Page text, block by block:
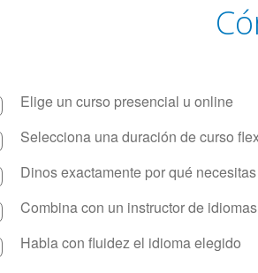
Elige un curso presencial u online
Selecciona una duración de curso
Dinos exactamente por qué
Combina con un instructor de
Habla con fluidez el idioma elegido